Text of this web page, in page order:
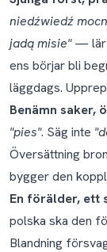
niedźwiedź
jadą misie"— lär
ens börjar bli
läggdags.
Benämn saker,
"pies". Säg inte
Översättning
bygger den
En förälder, ett
polska ska den
Blandning